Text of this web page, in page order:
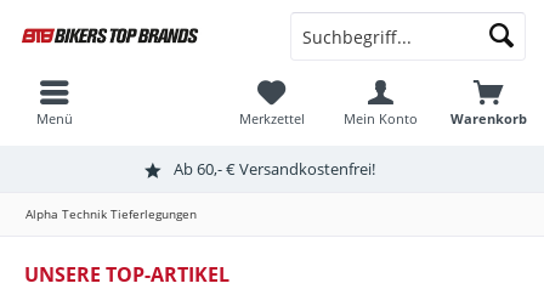
Ab 60,- € Versandkostenfrei!
Warenkorb
Merkzettel Mein Konto
Menü
Alpha Technik Tieferlegungen
UNSERE TOP-ARTIKEL